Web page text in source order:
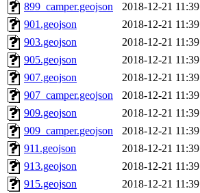
899_camper.geojson
2018-12-21 11:39
901.geojson
2018-12-21 11:39
903.geojson
2018-12-21 11:39
905.geojson
2018-12-21 11:39
907.geojson
2018-12-21 11:39
907_camper.geojson
2018-12-21 11:39
909.geojson
2018-12-21 11:39
909_camper.geojson
2018-12-21 11:39
911.geojson
2018-12-21 11:39
913.geojson
2018-12-21 11:39
915.geojson
2018-12-21 11:39